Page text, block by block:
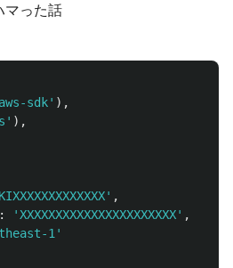
マった話
aws-sdk' ),
' ),
' ,
: ' XXXXXXXXXXXXXXXXXXXXXX' ,
1 '